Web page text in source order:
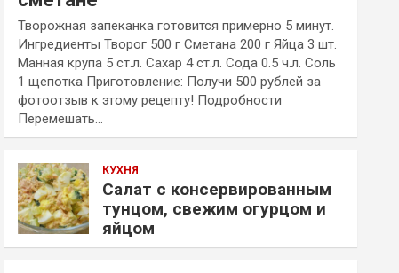
Творожная запеканка готовится примерно 5 минут.
Ингредиенты Творог 500 г Сметана 200 г Яйца 3 шт.
Манная крупа 5 ст.л. Сахар 4 ст.л. Сода 0.5 ч.л. Соль
1 щепотка Приготовление: Получи 500 рублей за
фотоотзыв к этому рецепту! Подробности
Перемешать…
КУХНЯ
Салат с консервированным
тунцом, свежим огурцом и
яйцом